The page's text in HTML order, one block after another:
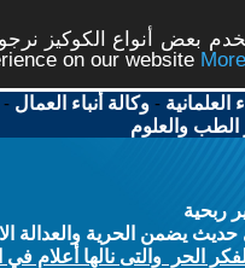
بعض أنواع الكوكيز
on our website
العلمانية -وكالة أنباء العمال
الطب والعلوم
ربحية
يضمن الحرية والعدالة
الحر والتى نالها أعلام في